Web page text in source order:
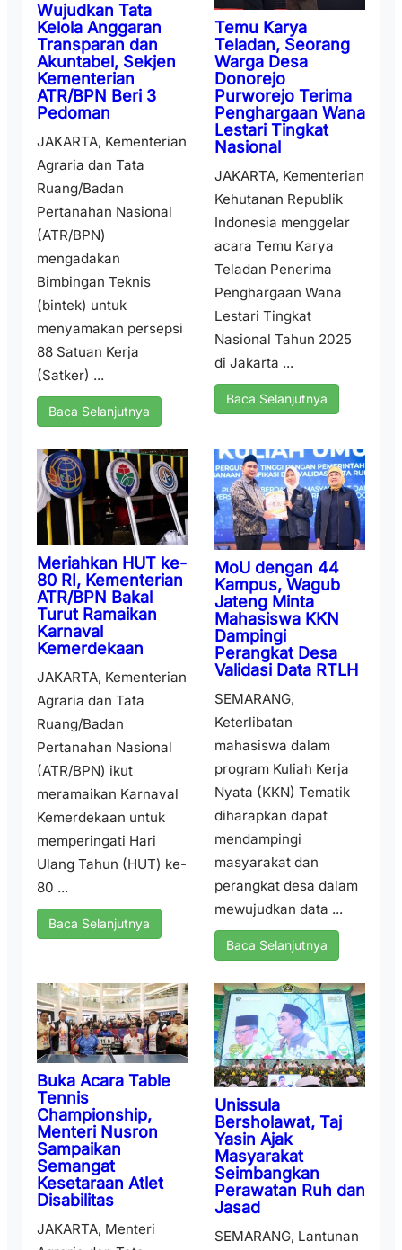
Wujudkan Tata
Kelola Anggaran
Transparan dan
Akuntabel, Sekjen
Kementerian
ATR/BPN Beri 3
Pedoman
JAKARTA, Kementerian
Agraria dan Tata
Ruang/Badan
Pertanahan Nasional
(ATR/BPN)
mengadakan
Bimbingan Teknis
(bintek) untuk
menyamakan persepsi
88 Satuan Kerja
(Satker) ...
Baca Selanjutnya
Temu Karya
Teladan, Seorang
Warga Desa
Donorejo
Purworejo Terima
Penghargaan Wana
Lestari Tingkat
Nasional
JAKARTA, Kementerian
Kehutanan Republik
Indonesia menggelar
acara Temu Karya
Teladan Penerima
Penghargaan Wana
Lestari Tingkat
Nasional Tahun 2025
di Jakarta ...
Baca Selanjutnya
Meriahkan HUT ke-
80 RI, Kementerian
ATR/BPN Bakal
Turut Ramaikan
Karnaval
Kemerdekaan
JAKARTA, Kementerian
Agraria dan Tata
Ruang/Badan
Pertanahan Nasional
(ATR/BPN) ikut
meramaikan Karnaval
Kemerdekaan untuk
memperingati Hari
Ulang Tahun (HUT) ke-
80 ...
Baca Selanjutnya
MoU dengan 44
Kampus, Wagub
Jateng Minta
Mahasiswa KKN
Dampingi
Perangkat Desa
Validasi Data RTLH
SEMARANG,
Keterlibatan
mahasiswa dalam
program Kuliah Kerja
Nyata (KKN) Tematik
diharapkan dapat
mendampingi
masyarakat dan
perangkat desa dalam
mewujudkan data ...
Baca Selanjutnya
Buka Acara Table
Tennis
Championship,
Menteri Nusron
Sampaikan
Semangat
Kesetaraan Atlet
Disabilitas
JAKARTA, Menteri
Unissula
Bersholawat, Taj
Yasin Ajak
Masyarakat
Seimbangkan
Perawatan Ruh dan
Jasad
SEMARANG, Lantunan